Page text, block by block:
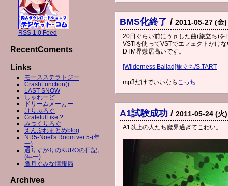
BMS化終了 / 2011-05-27 (金)
20日ぐらい前にうｐした曲(旅立ち)を
VSTiを使ってVSTでエフェクトかけ
DTM界敷居高いです。
[Wilderness Ballad]旅立ち/S.TART
mp3だけでいいなら こっち
A1試験成功 / 2011-05-24 (火)
A1以上の人たち魔界過ぎてこわい。
RSS 1.0 Feed
RecentComents
Links
モースステラトジー
CrashFunction()
LAST SNOW
しゃれーど
ドリームメーカー
けりぶろぐ
GratefulLike ?
みつくりろぐ
えんぷれまとめblog
NR5-Noel's Room ver.5-(年
一)
通りすがりのKUROの日記。
(年一)
鷹月ぐみな情報局
Archives